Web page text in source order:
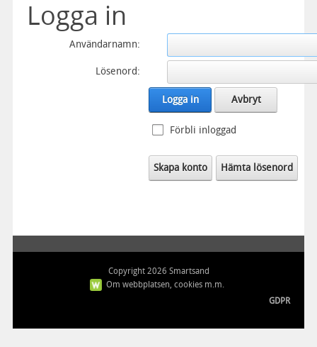
Logga in
Användarnamn:
Lösenord:
Logga in Avbryt
Förbli inloggad
Skapa konto Hämta lösenord
Copyright 2026 Smartsand
Om webbplatsen, cookies m.m.
GDPR